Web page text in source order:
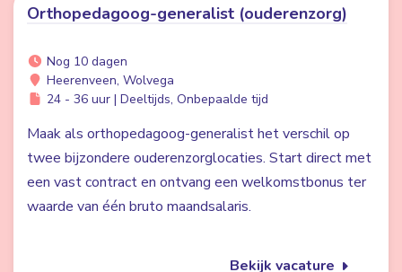
Orthopedagoog-generalist (ouderenzorg)
Nog 10 dagen
Heerenveen, Wolvega
24 - 36 uur | Deeltijds, Onbepaalde tijd
Maak als orthopedagoog-generalist het verschil op
twee bijzondere ouderenzorglocaties. Start direct met
een vast contract en ontvang een welkomstbonus ter
waarde van één bruto maandsalaris.
Bekijk vacature